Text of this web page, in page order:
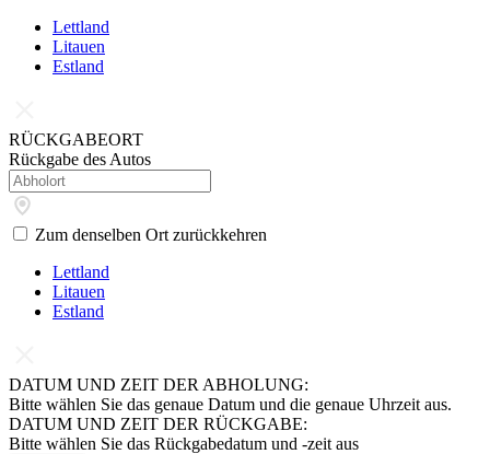
Lettland
Litauen
Estland
RÜCKGABEORT
Rückgabe des Autos
Zum denselben Ort zurückkehren
Lettland
Litauen
Estland
DATUM UND ZEIT DER ABHOLUNG:
Bitte wählen Sie das genaue Datum und die genaue Uhrzeit aus.
DATUM UND ZEIT DER RÜCKGABE:
Bitte wählen Sie das Rückgabedatum und -zeit aus